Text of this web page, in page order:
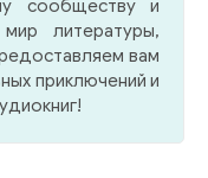
сообществу и
литературы,
вам
приключений и